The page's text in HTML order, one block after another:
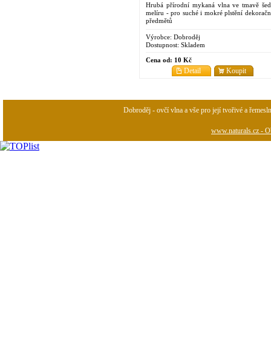
Hrubá přírodní mykaná vlna ve tmavě
melíru - pro suché i mokré plstění
předmětů
Výrobce: Dobroděj
Dostupnost: Skladem
Cena od: 10 Kč
Koupit
Detail
Dobroděj - ovčí vlna a vše pro její tvořivé a
www.naturals.cz -